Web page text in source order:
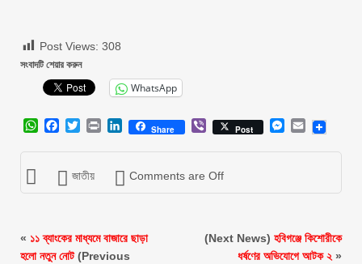
Post Views: 308
সংবাদটি শেয়ার করুন
WhatsApp
WhatsApp
Facebook
Twitter
Print LinkedIn
Share ViberPost Messenger
Email
জাতীয় Comments are Off
« ১১ ব্যাংকের মাধ্যমে বাজারে ছাড়া
হলো নতুন নোট(Previous
(Next News) হবিগঞ্জে কিশোরীকে
ধর্ষণের অভিযোগে আটক ২ »